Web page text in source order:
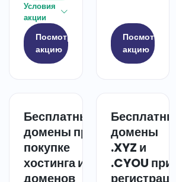
Условия
акции
Посмотреть
акцию
Посмотреть
акцию
Бесплатные
домены при
покупке
хостинга и
доменов
ХОСТИНГ
Бесплатные
домены
.XYZ и
.CYOU при
регистрации